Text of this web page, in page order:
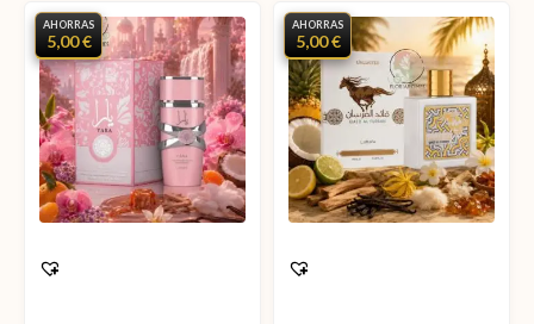
AHORRAS
5,00 €
AHORRAS
5,00 €